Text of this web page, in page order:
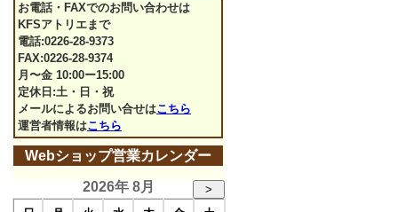
お電話・FAXでのお問い合わせは
KFSアトリエまで
電話:0226-28-9373
FAX:0226-28-9374
月〜金 10:00ー15:00
定休日:土・日・祝
メールによるお問い合せはこちら
運営者情報はこちら
Webショップ営業カレンダー
2026年 8月
>